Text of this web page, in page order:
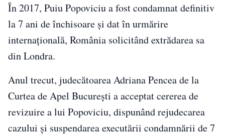
În 2017, Puiu Popoviciu a fost condamnat definitiv
la 7 ani de închisoare și dat în urmărire
internațională, România solicitând extrădarea sa
din Londra.
Anul trecut, judecătoarea Adriana Pencea de la
Curtea de Apel București a acceptat cererea de
revizuire a lui Popoviciu, dispunând rejudecarea
cazului și suspendarea executării condamnării de 7